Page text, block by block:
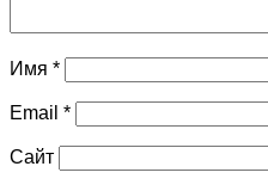
Имя *
Email *
Сайт